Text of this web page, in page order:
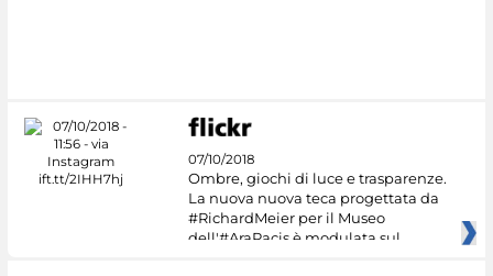
07/10/2018
Ombre, giochi di luce e trasparenze.
La nuova nuova teca progettata da
#RichardMeier per il Museo
dell'#AraPacis è modulata sul